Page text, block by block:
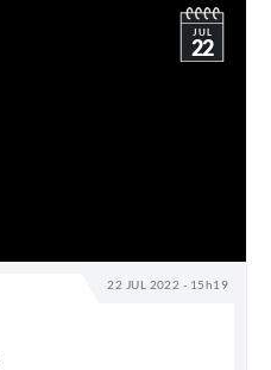
22 JUL 2022 - 15h19
JUL
22